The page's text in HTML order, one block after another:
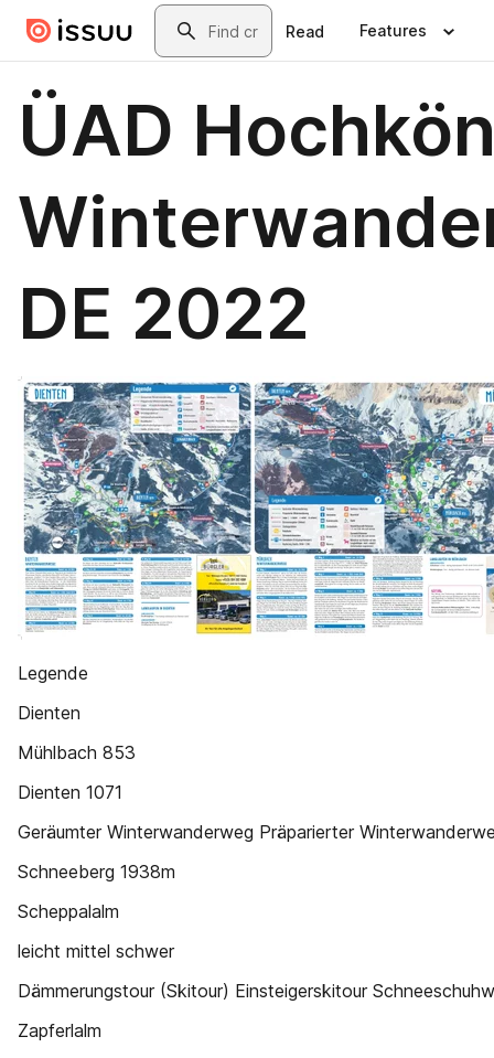
Skip to main contentSearch
Read Features
ÜAD
DE 2022
Legende
Dienten
Mühlbach 853
Dienten 1071
Geräumter Winterwanderweg Präparierter
Schneeberg 1938m
Scheppalalm
leicht mittel schwer
Dämmerungstour (Skitour) Einsteigerskitour
Zapferlalm